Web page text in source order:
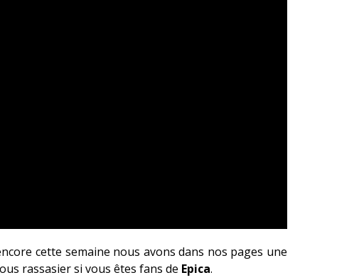
cette semaine nous avons dans nos pages une
rassasier si vous êtes fans de Epica.